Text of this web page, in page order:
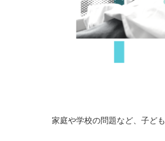
家庭や学校の問題など、子ど